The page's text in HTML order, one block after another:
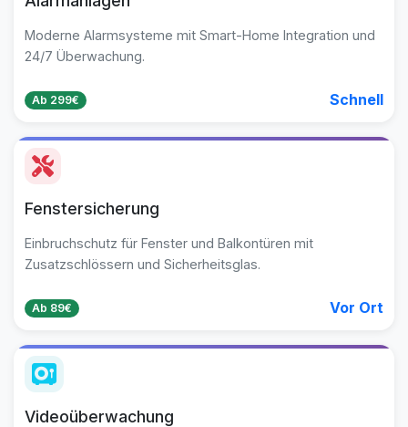
Moderne Alarmsysteme mit Smart-Home Integration und
24/7 Überwachung.
Ab 299€ Schnell
Fenstersicherung
Einbruchschutz für Fenster und Balkontüren mit
Zusatzschlössern und Sicherheitsglas.
Ab 89€ Vor Ort
Videoüberwachung